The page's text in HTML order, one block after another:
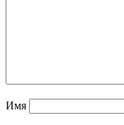
Имя